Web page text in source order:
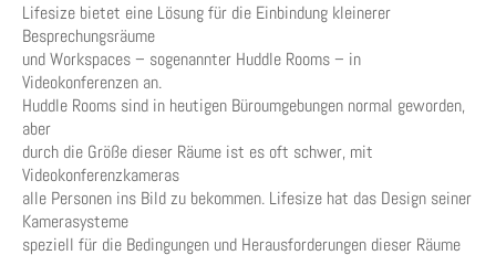
Lifesize bietet eine Lösung für die Einbindung kleinerer
Besprechungsräume
und Workspaces – sogenannter Huddle Rooms – in
Videokonferenzen an.
Huddle Rooms sind in heutigen Büroumgebungen normal geworden,
aber
durch die Größe dieser Räume ist es oft schwer, mit
Videokonferenzkameras
alle Personen ins Bild zu bekommen. Lifesize hat das Design seiner
Kamerasysteme
speziell für die Bedingungen und Herausforderungen dieser Räume